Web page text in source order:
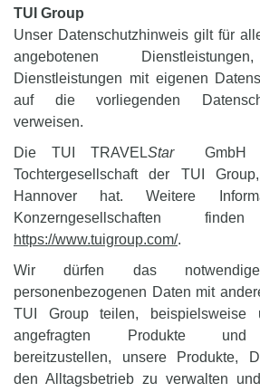
TUI Group
Unser Datenschutzhinweis gilt für
angebotenen
Dienstleistungen mit eigenen
auf die vorliegenden
verweisen.
Die TUI TRAVELStarGmbH
Tochtergesellschaft der TUI
Hannover hat. Weitere
Konzerngesellschaften
https://www.tuigroup.com/.
Wir dürfen das
personenbezogenen Daten mit
TUI Group teilen,
angefragten Produkte und
bereitzustellen, unsere Produkte,
den Alltagsbetrieb zu verwalten